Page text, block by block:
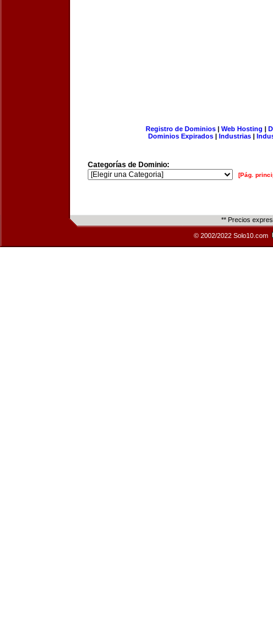
Registro de Dominios| Web Hosting |
Dominios Expirados | Industrias |
Categorías de Dominio:
[Pág.
** Precios
© 2002/2022 Solo10.com